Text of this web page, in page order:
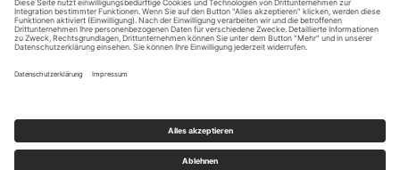
Designed byFameThemes